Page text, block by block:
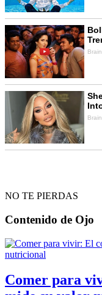
NO TE PIERDAS
Contenido de Ojo
Comer para